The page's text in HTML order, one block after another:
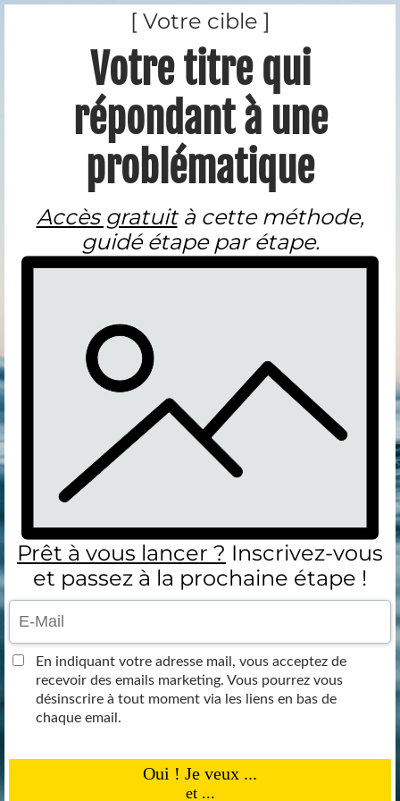
[ Votre cible ]
Votre titre qui
répondant à une
problématique
Accès gratuità cette méthode,
guidé étape par étape.
Prêt à vous lancer ? Inscrivez-vous
et passez à la prochaine étape !
En indiquant votre adresse mail, vous acceptez de
recevoir des emails marketing. Vous pourrez vous
désinscrire à tout moment via les liens en bas de
chaque email.
Oui ! Je veux ...
et ...